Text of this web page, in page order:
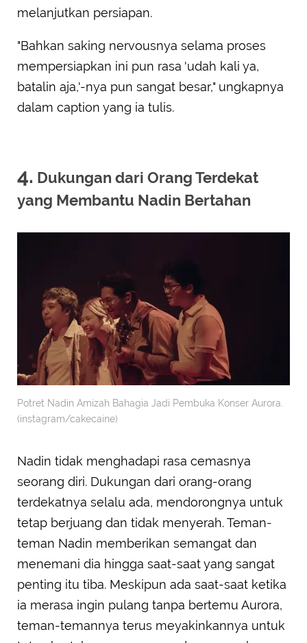
melanjutkan persiapan.
"Bahkan saking nervousnya selama proses
mempersiapkan ini pun rasa 'udah kali ya,
batalin aja,'-nya pun sangat besar," ungkapnya
dalam caption yang ia tulis.
4. Dukungan dari Orang Terdekat
yang Membantu Nadin Bertahan
Potret Nadin Amizah Bahagia Jadi Pembuka Konser Aurora.
(instagram/cakecaine)
Nadin tidak menghadapi rasa cemasnya
seorang diri. Dukungan dari orang-orang
terdekatnya selalu ada, mendorongnya untuk
tetap berjuang dan tidak menyerah. Teman-
teman Nadin memberikan semangat dan
menemani dia hingga saat-saat yang sangat
penting itu tiba. Meskipun ada saat-saat ketika
ia merasa ingin pulang tanpa bertemu Aurora,
teman-temannya terus meyakinkannya untuk